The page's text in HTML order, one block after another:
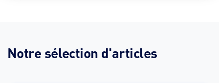
Notre sélection d'articles